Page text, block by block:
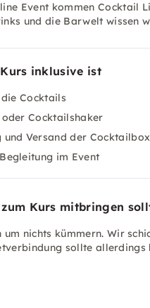
Event kommen Cocktail
und die Barwelt wissen
inklusive ist
Cocktails
Cocktailshaker
und Versand der Cocktailbox
im Event
zum Kurs mitbringen
um nichts kümmern. Wir
sollte allerdings